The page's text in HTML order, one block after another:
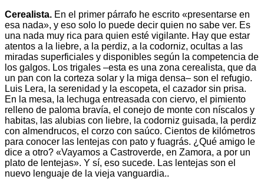
Cerealista. En el primer párrafo he escrito «presentarse en
esa nada», y eso solo lo puede decir quien no sabe ver. Es
una nada muy rica para quien esté vigilante. Hay que estar
atentos a la liebre, a la perdiz, a la codorniz, ocultas a las
miradas superficiales y disponibles según la competencia de
los galgos. Los trigales –esta es una zona cerealista, que da
un pan con la corteza solar y la miga densa– son el refugio.
Luis Lera, la serenidad y la escopeta, el cazador sin prisa.
En la mesa, la lechuga entreasada con ciervo, el pimiento
relleno de paloma bravía, el conejo de monte con níscalos y
habitas, las alubias con liebre, la codorniz guisada, la perdiz
con almendrucos, el corzo con saúco. Cientos de kilómetros
para conocer las lentejas con pato y fuagrás. ¿Qué amigo le
dice a otro? «Vayamos a Castroverde, en Zamora, a por un
plato de lentejas». Y sí, eso sucede. Las lentejas son el
nuevo lenguaje de la vieja vanguardia..